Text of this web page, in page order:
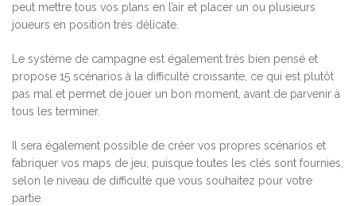
peut mettre tous vos plans en l’air et placer un ou plusieurs
joueurs en position très délicate.
Le système de campagne est également très bien pensé et
propose 15 scénarios à la difficulté croissante, ce qui est plutôt
pas mal et permet de jouer un bon moment, avant de parvenir à
tous les terminer.
Il sera également possible de créer vos propres scénarios et
fabriquer vos maps de jeu, puisque toutes les clés sont fournies,
selon le niveau de difficulté que vous souhaitez pour votre
partie.